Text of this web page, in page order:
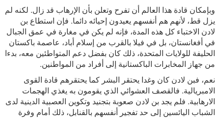
وبإمكان قادة هذا العالم أن تفرح وتعلن بأن الإرهاب قد زال. لكنه لم
يزل قط، لأنهم هم أنفسهم يعيدون إحيائه دائما. فإن استطاع بن
لادن الاختباء كل هذه المدة، فإنه لم يكن في مغارة في عمق الجبال
في أفغانستان، بل في فيلا بالقرب من إسلام أباد، عاصمة باكستان
الحليفة للولايات المتحدة، ذلك كان بفضل دعم المتواطئين معه، بدءا
من جهاز المخابرات الباكستانية إلى أفراد من المواطنين.
نعم، فبن لادن كان وغدا يحتقر البشر كما يحتقرهم قادة القوى
الامبريالية. فالقصف العشوائي الذي يقومون به يغذي الهجمات
الارهابية. فلم يجد بن لادن صعوبة بتجنيد وتكوين العصبية الدينية لدى
الشباب اليائسين إلى حد تفجير أنفسهم بالقنابل، ذلك أمام وفرة